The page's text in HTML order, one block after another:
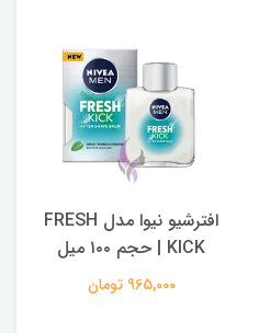
افترشیو نیوا مدل FRESH
KICK | حجم ۱۰۰ میل
965,000 تومان